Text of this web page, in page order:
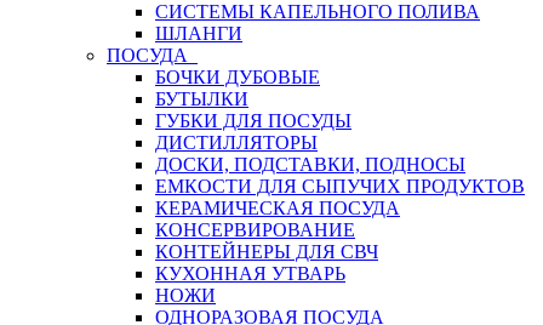
СИСТЕМЫ КАПЕЛЬНОГО ПОЛИВА
ШЛАНГИ
ПОСУДА
БОЧКИ ДУБОВЫЕ
БУТЫЛКИ
ГУБКИ ДЛЯ ПОСУДЫ
ДИСТИЛЛЯТОРЫ
ДОСКИ, ПОДСТАВКИ, ПОДНОСЫ
ЕМКОСТИ ДЛЯ СЫПУЧИХ ПРОДУКТОВ
КЕРАМИЧЕСКАЯ ПОСУДА
КОНСЕРВИРОВАНИЕ
КОНТЕЙНЕРЫ ДЛЯ СВЧ
КУХОННАЯ УТВАРЬ
НОЖИ
ОДНОРАЗОВАЯ ПОСУДА